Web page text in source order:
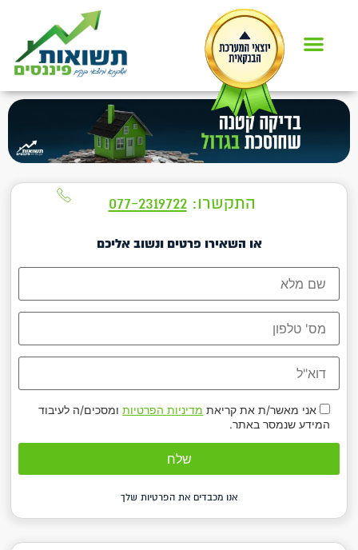
התקשרו: 077-2319722
או השאירו פרטים ונשוב אליכם
אני מאשר/ת את קריאת מדיניות הפרטיותומסכים/ה לעיבוד
המידע שנמסר באתר.
אנו מכבדים את הפרטיות שלך